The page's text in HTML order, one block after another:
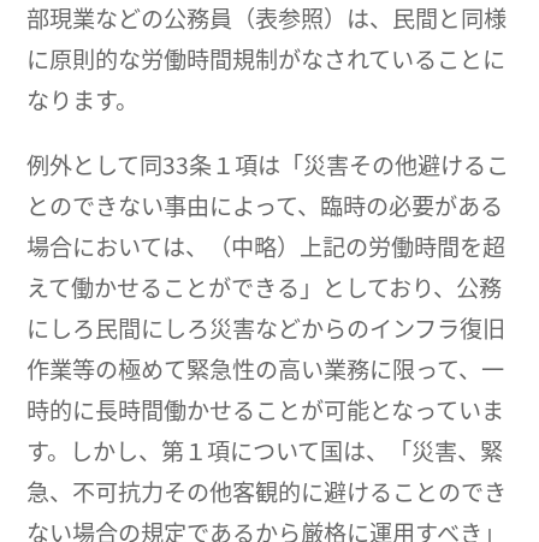
部現業などの公務員（表参照）は、民間と同様
に原則的な労働時間規制がなされていることに
なります。
例外として同33条１項は「災害その他避けるこ
とのできない事由によって、臨時の必要がある
場合においては、（中略）上記の労働時間を超
えて働かせることができる」としており、公務
にしろ民間にしろ災害などからのインフラ復旧
作業等の極めて緊急性の高い業務に限って、一
時的に長時間働かせることが可能となっていま
す。しかし、第１項について国は、「災害、緊
急、不可抗力その他客観的に避けることのでき
ない場合の規定であるから厳格に運用すべき」